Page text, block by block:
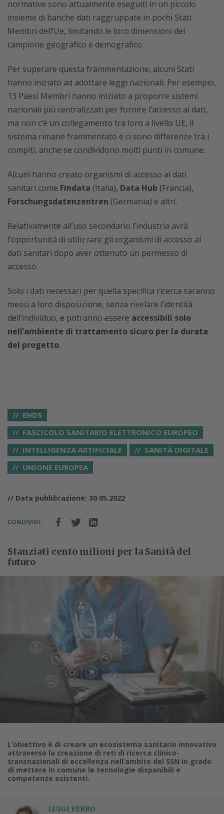
normative sono attualmente eseguiti in un piccolo
insieme di banche dati raggruppate in pochi Stati
Membri dell’Ue, limitando le loro dimensioni del
campione geografico e demografico.
Per superare questa frammentazione, alcuni Stati
hanno iniziato ad adottare leggi nazionali. Per esempio,
13 Paesi Membri hanno iniziato a proporre sistemi
nazionali più centralizzati per fornire l’accesso ai dati,
ma non c’è un collegamento tra loro a livello UE, il
sistema rimane frammentato e ci sono differenze tra i
compiti, anche se condividono molti punti in comune.
Alcuni hanno creato organismi di accesso ai dati
sanitari come Findata (Italia), Data Hub (Francia),
Forschungsdatenzentren (Germania) e altri.
Relativamente all’uso secondario l’industria avrà
l’opportunità di utilizzare gli organismi di accesso ai
dati sanitari dopo aver ottenuto un permesso di
accesso.
Solo i dati necessari per quella specifica ricerca saranno
messi a loro disposizione, senza rivelare l’identità
dell’individuo, e potranno essere accessibili solo
nell’ambiente di trattamento sicuro per la durata
del progetto.
EHDS
FASCICOLO SANITARIO ELETTRONICO EUROPEO
INTELLIGENZA ARTIFICIALE
SANITÀ DIGITALE
UNIONE EUROPEA
// Data pubblicazione: 30.05.2022
CONDIVIDI:
Stanziati cento milioni per la Sanità del
futuro
L’obiettivo è di creare un ecosistema sanitario innovativo
attraverso la creazione di reti di ricerca clinico-
transnazionali di eccellenza nell’ambito del SSN in grado
di mettere in comune le tecnologie disponibili e
competenze esistenti.
LUIGI FERRO